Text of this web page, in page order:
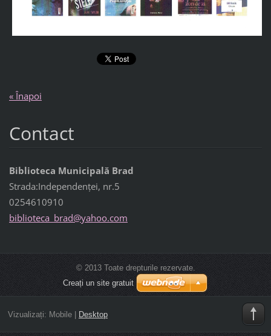
« Înapoi
Contact
Biblioteca Municipală Brad
Strada:Independenţei, nr.5
0254610910
biblioteca_brad@yahoo.com
© 2013 Toate drepturile rezervate.
Creați un site gratuit
Vizualizați: Mobile| Desktop